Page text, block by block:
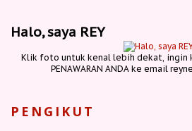
Halo, saya REY
Klik foto untuk kenal lebih dekat, ingin
PENAWARAN ANDA ke email
PENGIKUT